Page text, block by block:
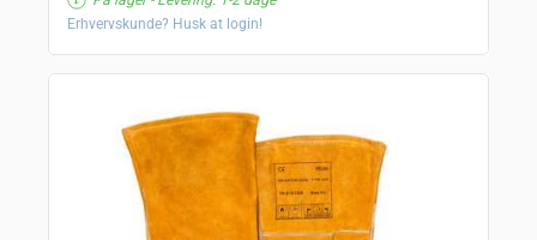
Erhvervskunde? Husk at login!